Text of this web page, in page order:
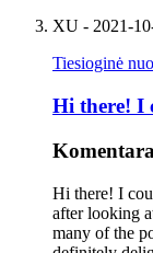
XU - 2021-
Tiesioginė
Hi there! I
Hi there! I
after looking
many of the